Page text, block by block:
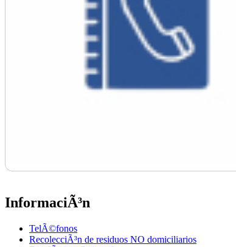
InformaciÃ³n
TelÃ©fonos
RecolecciÃ³n de residuos NO domiciliarios